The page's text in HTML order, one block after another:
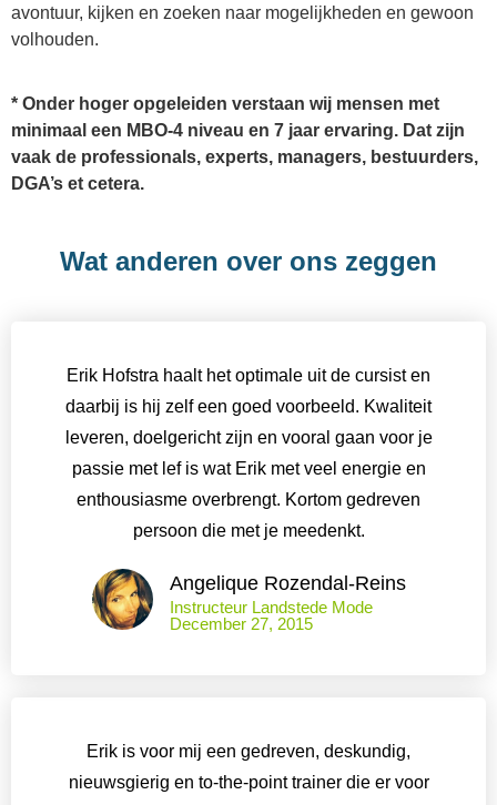
avontuur, kijken en zoeken naar mogelijkheden en gewoon
volhouden.
* Onder hoger opgeleiden verstaan wij mensen met
minimaal een MBO-4 niveau en 7 jaar ervaring. Dat zijn
vaak de professionals, experts, managers, bestuurders,
DGA’s et cetera.
Wat anderen over ons zeggen
Erik Hofstra haalt het optimale uit de cursist en
daarbij is hij zelf een goed voorbeeld. Kwaliteit
leveren, doelgericht zijn en vooral gaan voor je
passie met lef is wat Erik met veel energie en
enthousiasme overbrengt. Kortom gedreven
persoon die met je meedenkt.
Angelique Rozendal-Reins
Instructeur Landstede Mode
December 27, 2015
Erik is voor mij een gedreven, deskundig,
nieuwsgierig en to-the-point trainer die er voor